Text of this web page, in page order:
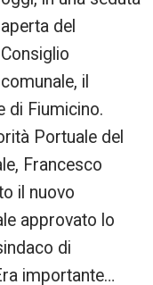
aperta del
Consiglio
comunale, il
di Fiumicino.
Portuale del
Francesco
il nuovo
approvato lo
di
importante…